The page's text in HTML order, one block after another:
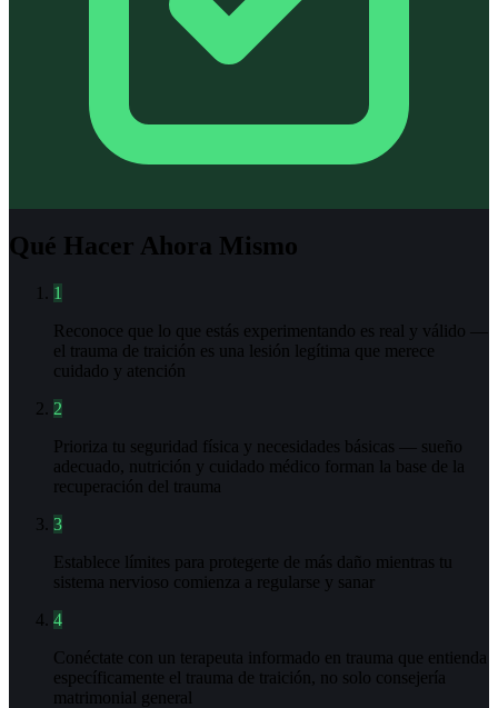
Qué Hacer Ahora Mismo
1
Reconoce que lo que estás experimentando es real y válido —
el trauma de traición es una lesión legítima que merece
cuidado y atención
2
Prioriza tu seguridad física y necesidades básicas — sueño
adecuado, nutrición y cuidado médico forman la base de la
recuperación del trauma
3
Establece límites para protegerte de más daño mientras tu
sistema nervioso comienza a regularse y sanar
4
Conéctate con un terapeuta informado en trauma que entienda
específicamente el trauma de traición, no solo consejería
matrimonial general